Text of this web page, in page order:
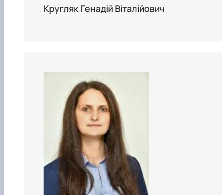
Кругляк Генадій Віталійович